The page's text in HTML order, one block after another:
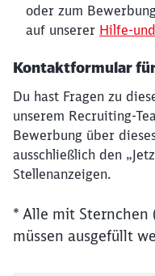
oder zum
auf unserer Hilfe-
Kontaktformular
Du hast Fragen zu
unserem Recruiting-
Bewerbung über
ausschließlich den
Stellenanzeigen.
* Alle mit
müssen ausgefüllt